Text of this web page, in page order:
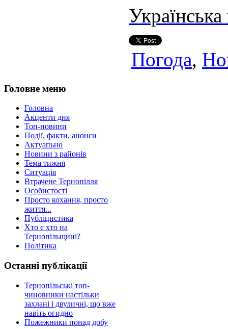
Погода,
Головне меню
Головна
Акценти дня
Топ-новини
Події, факти, анонси
Актуапьно
Новини з районів
Тема тижня
Ситуація
Втрачене Тернопілля
Особистості
Просто кохання, просто
життя...
Публіцистика
Хто є хто на
Тернопільщині?
Політика
Останні публікації
Тернопільські топ-
чиновники настільки
захлані і двуличні, що вже
навіть огидно
Пожежники понад добу